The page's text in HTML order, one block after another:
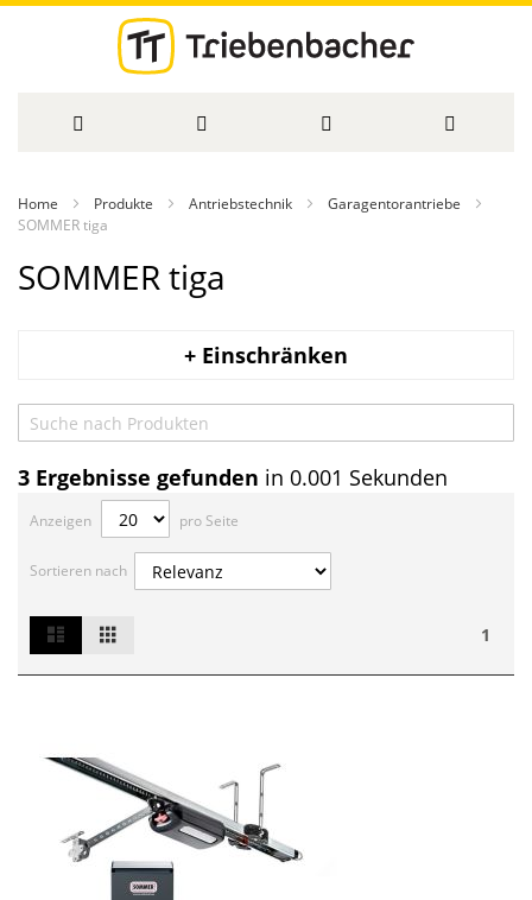
zum
Inhalt
Home Produkte Antriebstechnik
Garagentorantriebe
SOMMER tiga
SOMMER tiga
+ Einschränken
3 Ergebnisse gefunden in 0.001 Sekunden
Anzeigen pro Seite
Sortieren nach
1
Ansicht
als